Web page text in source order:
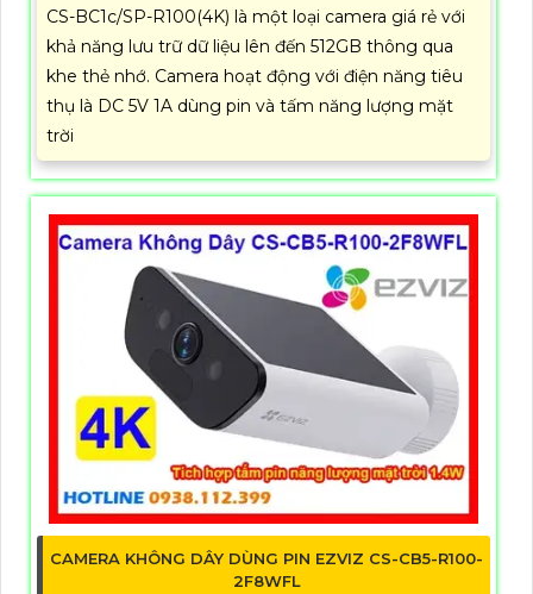
CS-BC1c/SP-R100(4K) là một loại camera giá rẻ với
khả năng lưu trữ dữ liệu lên đến 512GB thông qua
khe thẻ nhớ. Camera hoạt động với điện năng tiêu
thụ là DC 5V 1A dùng pin và tấm năng lượng mặt
trời
CAMERA KHÔNG DÂY DÙNG PIN EZVIZ CS-CB5-R100-
2F8WFL